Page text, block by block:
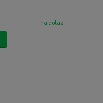
na dotaz